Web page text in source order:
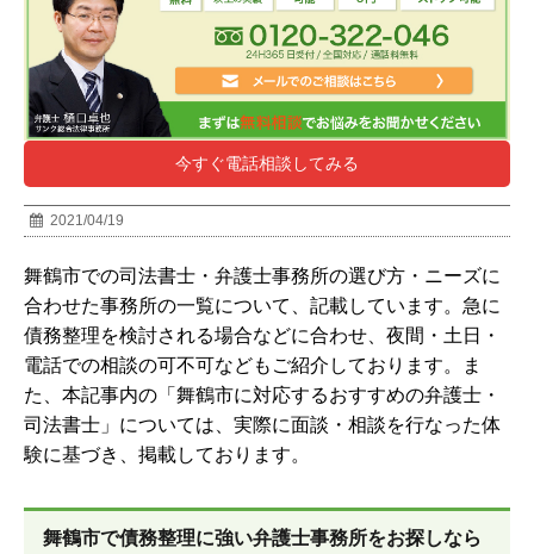
今すぐ電話相談してみる
2021/04/19
舞鶴市での司法書士・弁護士事務所の選び方・ニーズに
合わせた事務所の一覧について、記載しています。急に
債務整理を検討される場合などに合わせ、夜間・土日・
電話での相談の可不可などもご紹介しております。ま
た、本記事内の「舞鶴市に対応するおすすめの弁護士・
司法書士」については、実際に面談・相談を行なった体
験に基づき、掲載しております。
舞鶴市で債務整理に強い弁護士事務所をお探しなら